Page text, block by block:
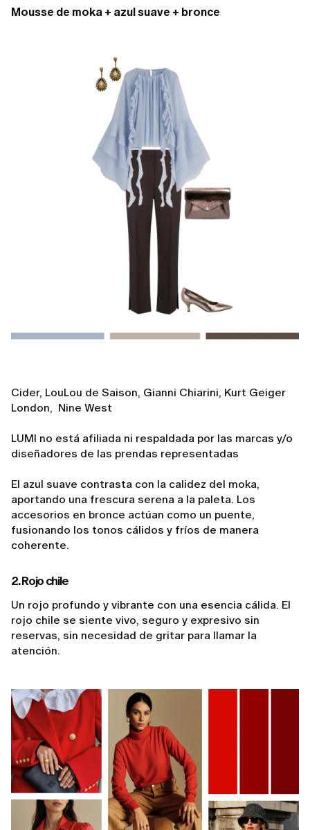
Mousse de moka + azul suave + bronce
Cider, LouLou de Saison, Gianni Chiarini, Kurt Geiger
London, Nine West
LUMI no está afiliada ni respaldada por las marcas y/o
diseñadores de las prendas representadas
El azul suave contrasta con la calidez del moka,
aportando una frescura serena a la paleta. Los
accesorios en bronce actúan como un puente,
fusionando los tonos cálidos y fríos de manera
coherente.
2. Rojo chile
Un rojo profundo y vibrante con una esencia cálida. El
rojo chile se siente vivo, seguro y expresivo sin
reservas, sin necesidad de gritar para llamar la
atención.